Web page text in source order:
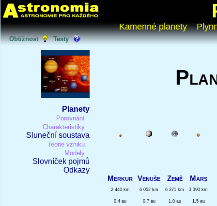
Kamenné planety
Obtížnost Testy
Planety
Porovnání
Charakteristiky
Sluneční soustava
Teorie vzniku
Modely
Slovníček pojmů
Odkazy
Merkur Venuše Země Mars
2 440 km 6 052 km 6 371 km 3 390 km
0,4 au 0,7 au 1,0 au 1,5 au